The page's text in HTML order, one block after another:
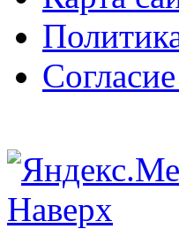
Наверх